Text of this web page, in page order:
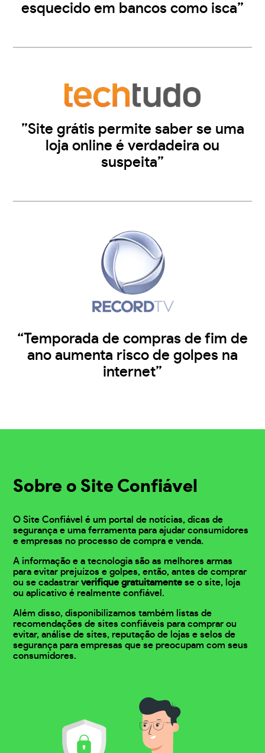
esquecido em bancos como isca”
”Site grátis permite saber se uma
loja online é verdadeira ou
suspeita”
“Temporada de compras de fim de
ano aumenta risco de golpes na
internet”
Sobre o Site Confiável
O Site Confiável é um portal de notícias, dicas de
segurança e uma ferramenta para ajudar consumidores
e empresas no processo de compra e venda.
A informação e a tecnologia são as melhores armas
para evitar prejuízos e golpes, então, antes de comprar
ou se cadastrarverifique gratuitamente se o site, loja
ou aplicativo é realmente confiável.
Além disso, disponibilizamos também listas de
recomendações de sites confiáveis para comprar ou
evitar, análise de sites, reputação de lojas e selos de
segurança para empresas que se preocupam com seus
consumidores.